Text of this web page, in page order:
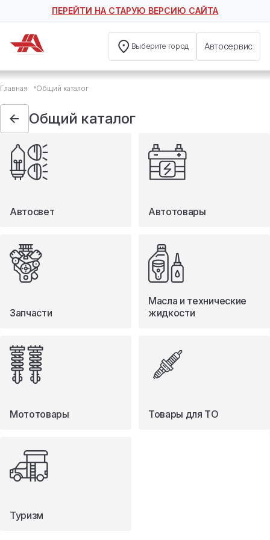
ПЕРЕЙТИ НА СТАРУЮ ВЕРСИЮ САЙТА
Выберите город Автосервис
Общий каталог
Автосвет
Автотовары
Запчасти
Масла и технические жидкости
Мототовары
Туризм
Главная Общий каталог
Общий каталог
Автосвет Автотовары
Запчасти
Масла и технические
жидкости
Мототовары Товары для ТО
Туризм